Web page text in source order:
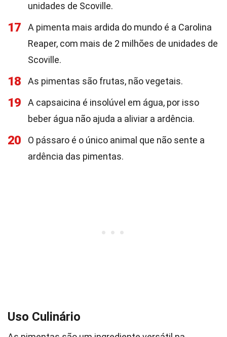
unidades de Scoville.
17
A pimenta mais ardida do mundo é a Carolina
Reaper, com mais de 2 milhões de unidades de
Scoville.
18 As pimentas são frutas, não vegetais.
19
A capsaicina é insolúvel em água, por isso
beber água não ajuda a aliviar a ardência.
20
O pássaro é o único animal que não sente a
ardência das pimentas.
Uso Culinário